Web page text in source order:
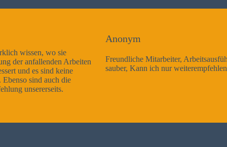
Freundliche Mitarbeiter, Arbeitsausführung sehr gut und sehr
sauber, Kann ich nur weiterempfehlen